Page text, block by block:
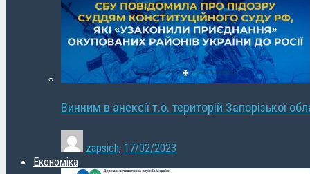
Винним в анексії т.о. територій Запорізької
zapsich, 17/02/2023
Економіка